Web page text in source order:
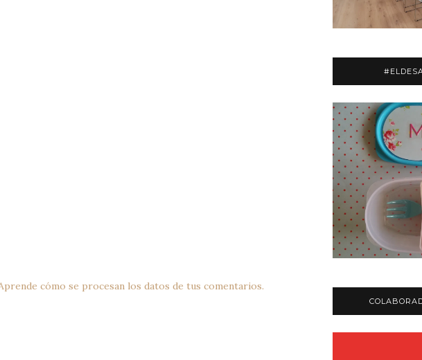
cómo se procesan los datos de tus comentarios.